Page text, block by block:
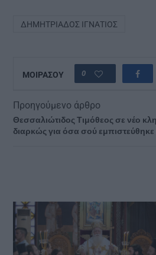
ΔΗΜΗΤΡΙΆΔΟΣ ΙΓΝΆΤΙΟΣ
ΜΟΙΡΑΣΟΥ 0
Προηγούμενο άρθρο
Θεσσαλιώτιδος Τιμόθεος σε νέο
διαρκώς για όσα σού